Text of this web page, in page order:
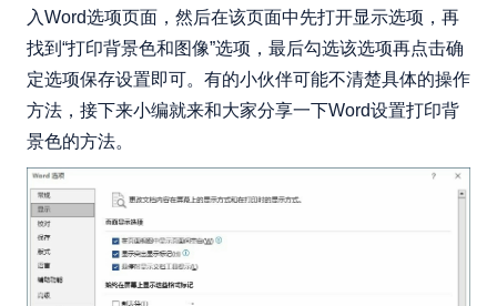
入Word选项页面，然后在该页面中先打开显示选项，再
找到“打印背景色和图像”选项，最后勾选该选项再点击确
定选项保存设置即可。有的小伙伴可能不清楚具体的操作
方法，接下来小编就来和大家分享一下Word设置打印背
景色的方法。